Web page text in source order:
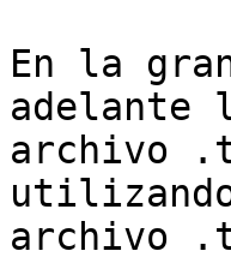
En la
adelante
archivo
archivo